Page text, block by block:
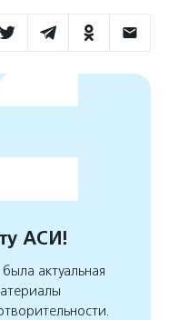
АСИ!
актуальная